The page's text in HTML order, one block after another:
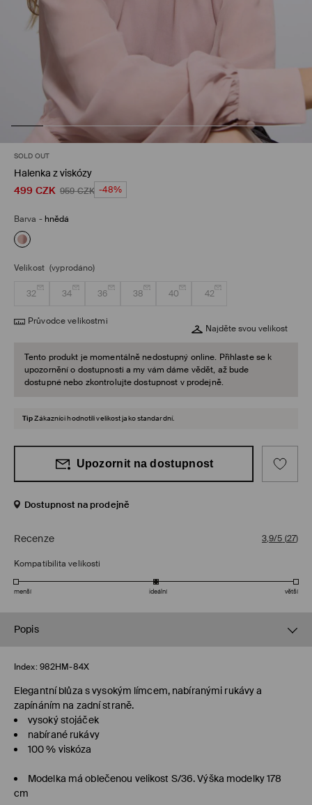
SOLD OUT
Halenka z viskózy
499 CZK 959CZK -48%
Barva - hnědá
Velikost (vyprodáno)
32 34 36 38 40 42
Průvodce velikostmi
Najděte svou velikost
Tento produkt je momentálně nedostupný online. Přihlaste se k
upozornění o dostupnosti a my vám dáme vědět, až bude
dostupné nebo zkontrolujte dostupnost v prodejně.
TipZákazníci hodnotili velikost jako standardní.
Upozornit na dostupnost
Dostupnost na prodejně
Recenze 3,9/5 (27)
Kompatibilita velikosti
menší ideální větší
Popis
Index: 982HM-84X
Elegantní blůza s vysokým límcem, nabíranými rukávy a
zapínáním na zadní straně.
vysoký stojáček
nabírané rukávy
100 % viskóza
Modelka má oblečenou velikost S/36. Výška modelky 178
cm